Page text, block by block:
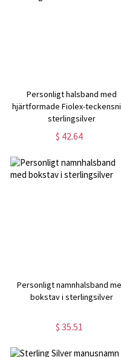
Personligt halsband med
hjärtformade Fiolex-
sterlingsilver
$ 42.64
Personligt namnhalsband
bokstav i sterlingsilver
$ 35.51